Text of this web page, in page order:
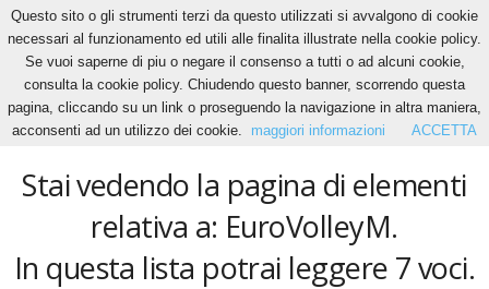
Home Tags EuroVolleyM
EuroVolleyM
Stai vedendo la pagina di elementi
relativa a: EuroVolleyM.
In questa lista potrai leggere 7 voci.
Questo sito o gli strumenti terzi da questo utilizzati si avvalgono di cookie
necessari al funzionamento ed utili alle finalita illustrate nella cookie policy.
Se vuoi saperne di piu o negare il consenso a tutti o ad alcuni cookie,
consulta la cookie policy. Chiudendo questo banner, scorrendo questa
pagina, cliccando su un link o proseguendo la navigazione in altra maniera,
acconsenti ad un utilizzo dei cookie.
maggiori informazioni ACCETTA